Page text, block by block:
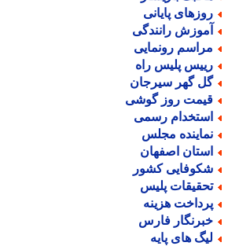
پایانی
رانندگی
رونمایی
پلیس راه
گهر سیرجان
روز گوشی
رسمی
مجلس
اصفهان
کشور
پلیس
هزینه
فارس
های پایه